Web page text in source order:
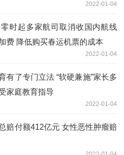
2022-01-04
时起多家航司取消收国内航线
费 降低购买春运机票的成本
2022-01-04
有了专门立法 “软硬兼施”家长多
家庭教育指导
2022-01-04
赔付额412亿元 女性恶性肿瘤赔